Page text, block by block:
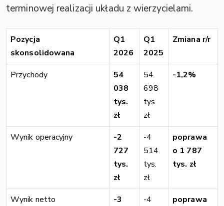
terminowej realizacji układu z wierzycielami.
Pozycja
skonsolidowana
Q1
2026
Q1
2025
Zmiana r/r
Przychody
54
038
tys.
zł
54
698
tys.
zł
-1,2%
Wynik operacyjny
-2
727
tys.
zł
-4
514
tys.
zł
poprawa
o 1 787
tys. zł
Wynik netto
-3
-4
poprawa